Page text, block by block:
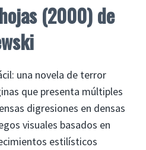
(2000) de
una novela de terror
que presenta múltiples
digresiones en densas
visuales basados ​​en
estilísticos